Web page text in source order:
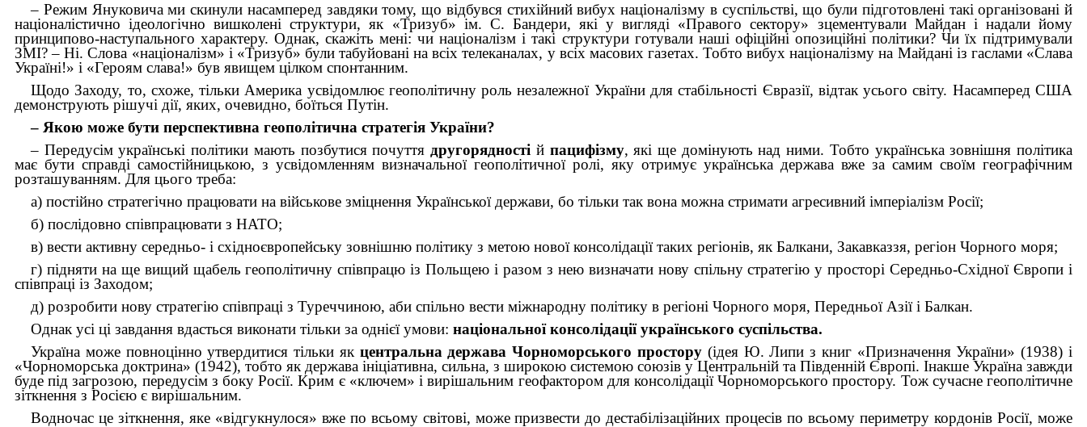
– Режим Януковича ми скинули насамперед завдяки тому, що відбувся стихійний вибух націоналізму в суспільстві, що були підготовлені такі організовані й
націоналістично ідеологічно вишколені структури, як «Тризуб» ім. С. Бандери, які у вигляді «Правого сектору» зцементували Майдан і надали йому
принципово-наступального характеру. Однак, скажіть мені: чи націоналізм і такі структури готували наші офіційні опозиційні політики? Чи їх підтримували
ЗМІ? – Ні. Слова «націоналізм» і «Тризуб» були табуйовані на всіх телеканалах, у всіх масових газетах. Тобто вибух націоналізму на Майдані із гаслами «Слава
Україні!» і «Героям слава!» був явищем цілком спонтанним.
Щодо Заходу, то, схоже, тільки Америка усвідомлює геополітичну роль незалежної України для стабільності Євразії, відтак усього світу. Насамперед США
демонструють рішучі дії, яких, очевидно, боїться Путін.
– Якою може бути перспективна геополітична стратегія України?
– Передусім українські політики мають позбутися почуттядругорядності й пацифізму, які ще домінують над ними. Тобто українська зовнішня політика
має бути справді самостійницькою, з усвідомленням визначальної геополітичної ролі, яку отримує українська держава вже за самим своїм географічним
розташуванням. Для цього треба:
а) постійно стратегічно працювати на військове зміцнення Української держави, бо тільки так вона можна стримати агресивний імперіалізм Росії;
б) послідовно співпрацювати з НАТО;
в) вести активну середньо- і східноєвропейську зовнішню політику з метою нової консолідації таких регіонів, як Балкани, Закавказзя, регіон Чорного моря;
г) підняти на ще вищий щабель геополітичну співпрацю із Польщею і разом з нею визначати нову спільну стратегію у просторі Середньо-Східної Європи і
співпраці із Заходом;
д) розробити нову стратегію співпраці з Туреччиною, аби спільно вести міжнародну політику в регіоні Чорного моря, Передньої Азії і Балкан.
Однак усі ці завдання вдасться виконати тільки за однієї умови: національної консолідації українського суспільства.
Україна може повноцінно утвердитися тільки як центральна держава Чорноморського простору (ідея Ю. Липи з книг «Призначення України» (1938) і
«Чорноморська доктрина» (1942), тобто як держава ініціативна, сильна, з широкою системою союзів у Центральній та Південній Європі. Інакше Україна завжди
буде під загрозою, передусім з боку Росії. Крим є «ключем» і вирішальним геофактором для консолідації Чорноморського простору. Тож сучасне геополітичне
зіткнення з Росією є вирішальним.
Водночас це зіткнення, яке «відгукнулося» вже по всьому світові, може призвести до дестабілізаційних процесів по всьому периметру кордонів Росії, може